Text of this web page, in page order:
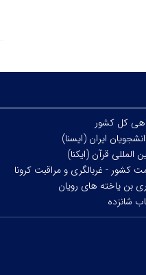
کل کشور
ایران (ایسنا)
المللی قرآن (ایکنا)
کشور - غربالگری و مراقبت کرونا
بن یاخته های رویان
شانزده